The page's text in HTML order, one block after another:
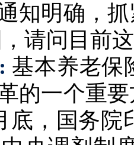
知明确，
请问目前
基本养老保
的一个重
底，国务